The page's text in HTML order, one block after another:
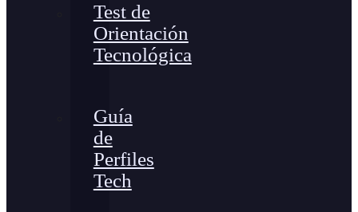
Test de
Orientación
Tecnológica
Guía
de
Perfiles
Tech